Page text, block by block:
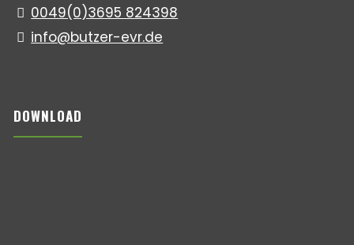
0049(0)3695 824398
info@butzer-evr.de
DOWNLOAD